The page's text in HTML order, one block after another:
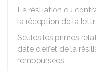
La résiliation du
la réception de la
Seules les primes
date d'effet de la
remboursées.